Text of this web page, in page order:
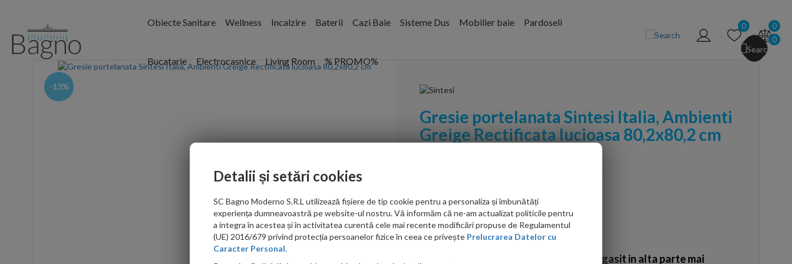
Obiecte Sanitare Wellness Incalzire Baterii Cazi Baie Sisteme Dus Mobilier baie Pardoseli
Bucatarie Electrocasnice Living Room % PROMO%
0
0
0
-13%
Gresie portelanata Sintesi Italia, Ambienti
Greige Rectificata lucioasa 80,2x80,2 cm
286.00
RON/mp
Ati gasit in alta parte mai
Detalii și setări cookies
SC Bagno Moderno S.R.L utilizează fișiere de tip cookie pentru a personaliza și îmbunătăți
experiența dumneavoastră pe website-ul nostru. Vă informăm că ne-am actualizat politicile pentru
a integra în acestea și în activitatea curentă cele mai recente modificări propuse de Regulamentul
(UE) 2016/679 privind protecția persoanelor fizice în ceea ce privește Prelucrarea Datelor cu
Caracter Personal.